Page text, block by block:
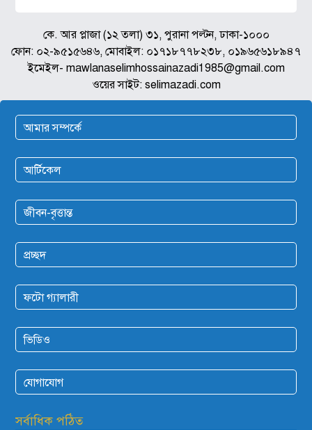
কে. আর প্লাজা (১২ তলা) ৩১, পুরানা পল্টন, ঢাকা-১০০০
ফোন: ০২-৯৫১৫৬৪৬, মোবাইল: ০১৭১৮৭৭৮২৩৮, ০১৯৬৫৬১৮৯৪৭
ইমেইল- mawlanaselimhossainazadi1985@gmail.com
ওয়ের সাইট: selimazadi.com
আমার সম্পর্কে
আর্টিকেল
জীবন-বৃত্তান্ত
প্রচ্ছদ
ফটো গ্যালারী
ভিডিও
যোগাযোগ
সর্বাধিক পঠিত